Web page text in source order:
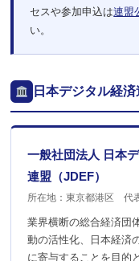
セスや参加申込は連盟
い。
日本デジタル経
一般社団法人 日本
連盟（JDEF）
所在地：東京都港区 代
業界横断の総合経済団
動の活性化、日本経済
に寄与することを目的